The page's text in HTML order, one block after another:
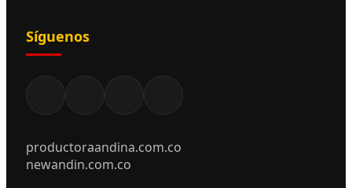
Síguenos
productoraandina.com.co
newandin.com.co